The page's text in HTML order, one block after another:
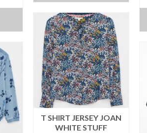
T SHIRT JERSEY JOAN
WHITE STUFF